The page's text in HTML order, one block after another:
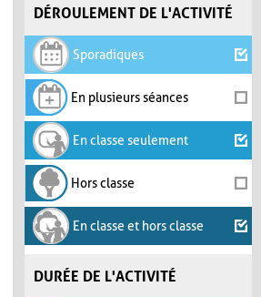
DÉROULEMENT DE L'ACTIVITÉ
Sporadiques
En plusieurs séances
En classe seulement
Hors classe
En classe et hors classe
DURÉE DE L'ACTIVITÉ